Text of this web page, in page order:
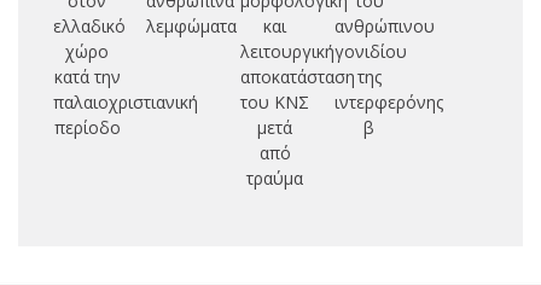
ελλαδικό
χώρο
κατά την
παλαιοχριστιανική
περίοδο
λεμφώματα
και
λειτουργική
αποκατάσταση
του ΚΝΣ
μετά
από
τραύμα
ανθρώπινου
γονιδίου
της
ιντερφερόνης
β